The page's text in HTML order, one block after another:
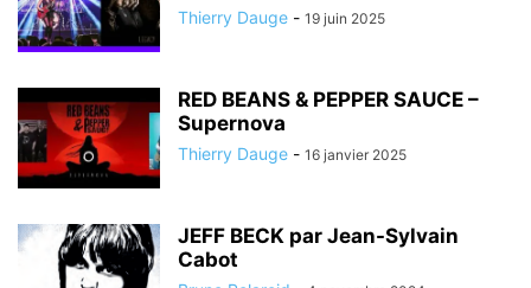
Thierry Dauge - 19 juin 2025
RED BEANS & PEPPER SAUCE –
Supernova
Thierry Dauge - 16 janvier 2025
JEFF BECK par Jean-Sylvain
Cabot